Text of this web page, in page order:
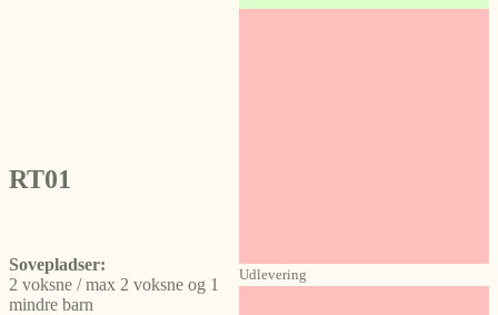
RT01
Sovepladser:
2 voksne / max 2 voksne og 1
mindre barn
Udlevering